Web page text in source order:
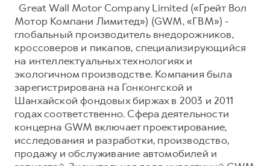
Great Wall Motor Company Limited («Грейт Вол
Мотор Компани Лимитед») (GWM, «ГВМ») -
глобальный производитель внедорожников,
кроссоверов и пикапов, специализирующийся
на интеллектуальных технологиях и
экологичном производстве. Компания была
зарегистрирована на Гонконгской и
Шанхайской фондовых биржах в 2003 и 2011
годах соответственно. Сфера деятельности
концерна GWM включает проектирование,
исследования и разработки, производство,
продажу и обслуживание автомобилей и